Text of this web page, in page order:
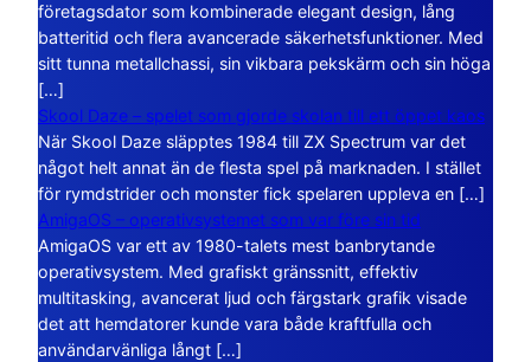
företagsdator som kombinerade elegant design, lång
batteritid och flera avancerade säkerhetsfunktioner. Med
sitt tunna metallchassi, sin vikbara pekskärm och sin höga
[…]
Skool Daze – spelet som gjorde skolan till ett öppet kaos
När Skool Daze släpptes 1984 till ZX Spectrum var det
något helt annat än de flesta spel på marknaden. I stället
för rymdstrider och monster fick spelaren uppleva en […]
AmigaOS – operativsystemet som var före sin tid
AmigaOS var ett av 1980-talets mest banbrytande
operativsystem. Med grafiskt gränssnitt, effektiv
multitasking, avancerat ljud och färgstark grafik visade
det att hemdatorer kunde vara både kraftfulla och
användarvänliga långt […]